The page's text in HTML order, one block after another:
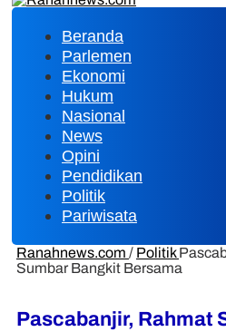
Beranda
Parlemen
Ekonomi
Hukum
Nasional
News
Opini
Pendidikan
Politik
Pariwisata
Ranahnews.com / Politik
Sumbar Bangkit Bersama
Pascabanjir, Rahmat